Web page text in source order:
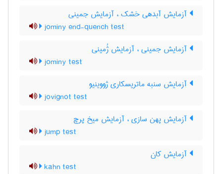
آزمایش آبدهی خشک ، آزمایش جمینی
jominy end-quench test
آزمایش جمینی ، آزمایش ژُمینی
jominy test
آزمایش سنبه ماتریسکاری ژووینیو
jovignot test
آزمایش پهن سازی ، آزمایش میخ پرچ
jump test
آزمایش کان
kahn test